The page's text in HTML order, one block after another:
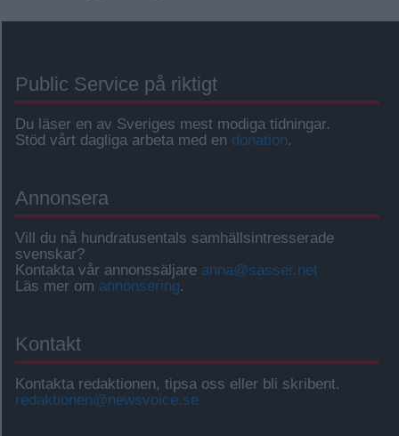
Public Service på riktigt
Du läser en av Sveriges mest modiga tidningar.
Stöd vårt dagliga arbeta med en donation.
Annonsera
Vill du nå hundratusentals samhällsintresserade
svenskar?
Kontakta vår annonssäljare anna@sasser.net
Läs mer om annonsering.
Kontakt
Kontakta redaktionen, tipsa oss eller bli skribent.
redaktionen@newsvoice.se